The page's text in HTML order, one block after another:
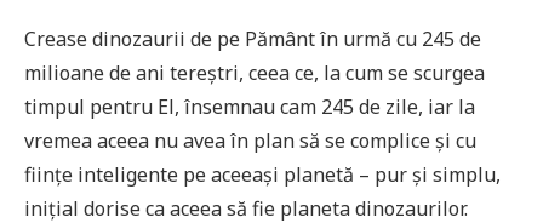
Crease dinozaurii de pe Pământ în urmă cu 245 de
milioane de ani tereștri, ceea ce, la cum se scurgea
timpul pentru El, însemnau cam 245 de zile, iar la
vremea aceea nu avea în plan să se complice și cu
ființe inteligente pe aceeași planetă – pur și simplu,
inițial dorise ca aceea să fie planeta dinozaurilor.